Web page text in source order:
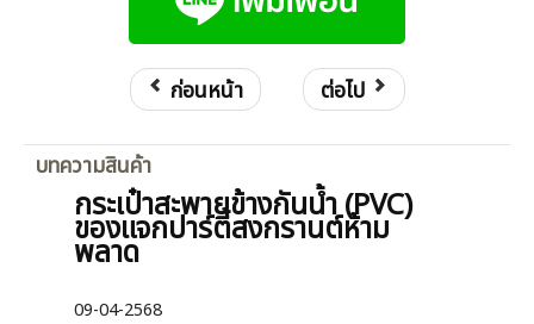
ก่อนหน้า ต่อไป
บทความสินค้า
กระเป๋าสะพายข้างกันน้ำ (PVC)
ของแจกปาร์ตี้สงกรานต์ห้าม
พลาด
09-04-2568